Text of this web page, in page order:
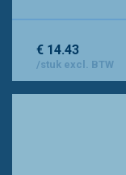
€ 14.43
/stuk excl. BTW